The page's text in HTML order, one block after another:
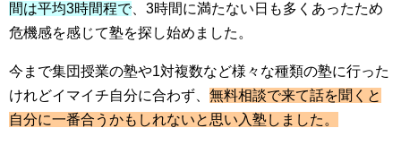
間は平均3時間程で、3時間に満たない日も多くあったため
危機感を感じて塾を探し始めました。
今まで集団授業の塾や1対複数など様々な種類の塾に行った
けれどイマイチ自分に合わず、 無料相談で来て話を聞くと
自分に一番合うかもしれないと思い入塾しました。